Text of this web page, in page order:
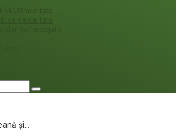
și…